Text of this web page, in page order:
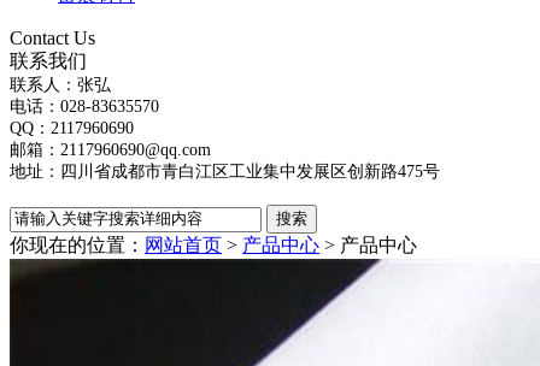
Contact Us
联系我们
联系人：张弘
电话：028-83635570
QQ：2117960690
邮箱：2117960690@qq.com
地址：四川省成都市青白江区工业集中发展区创新路475号
你现在的位置： 网站首页 > 产品中心 > 产品中心